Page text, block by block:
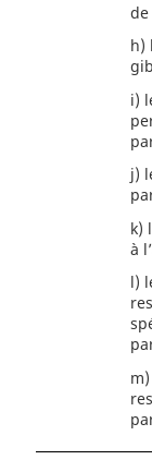
de
h)
i)
j)
k)
à
l)
m)